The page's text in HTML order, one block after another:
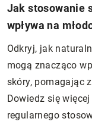
Jak stosowanie
wpływa na
Odkryj, jak
mogą znacząco
skóry, pomagając
Dowiedz się
regularnego
więcej